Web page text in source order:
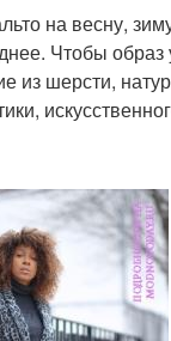
на весну,
Чтобы
из шерсти,